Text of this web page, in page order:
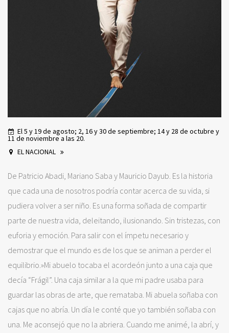
El 5 y 19 de agosto; 2, 16 y 30 de septiembre; 14 y 28 de octubre y
11 de noviembre a las 20.
EL NACIONAL
De Patricio Abadi, Mariano Saba y Mauricio Dayub. Es la historia
que cada una de nosotros podría contar acerca de su vida, si
pudiera volver a ser niño. Es una forma soñada de compartir
parte de nuestra vida, deleitando, ilusionando. Sin tristezas, con
euforia y emoción. Para salir con el ímpetu necesario y
demostrar que el mundo es de los que se animan a perder el
equilibrio.»Mi abuelo tocaba el acordeón junto a una caja que
decía “Frágil”. Una caja similar a la que mi padre usaba para
guardar las obras de arte, que remataba. Mi abuela soñaba con
cajas que no abría. Un día le conté que yo también soñaba con
una. Me aconsejó que no la abriera. Cuando me animé, la abrí, y